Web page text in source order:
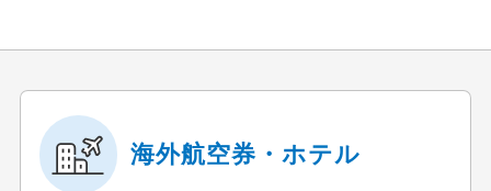
海外航空券・ホテル